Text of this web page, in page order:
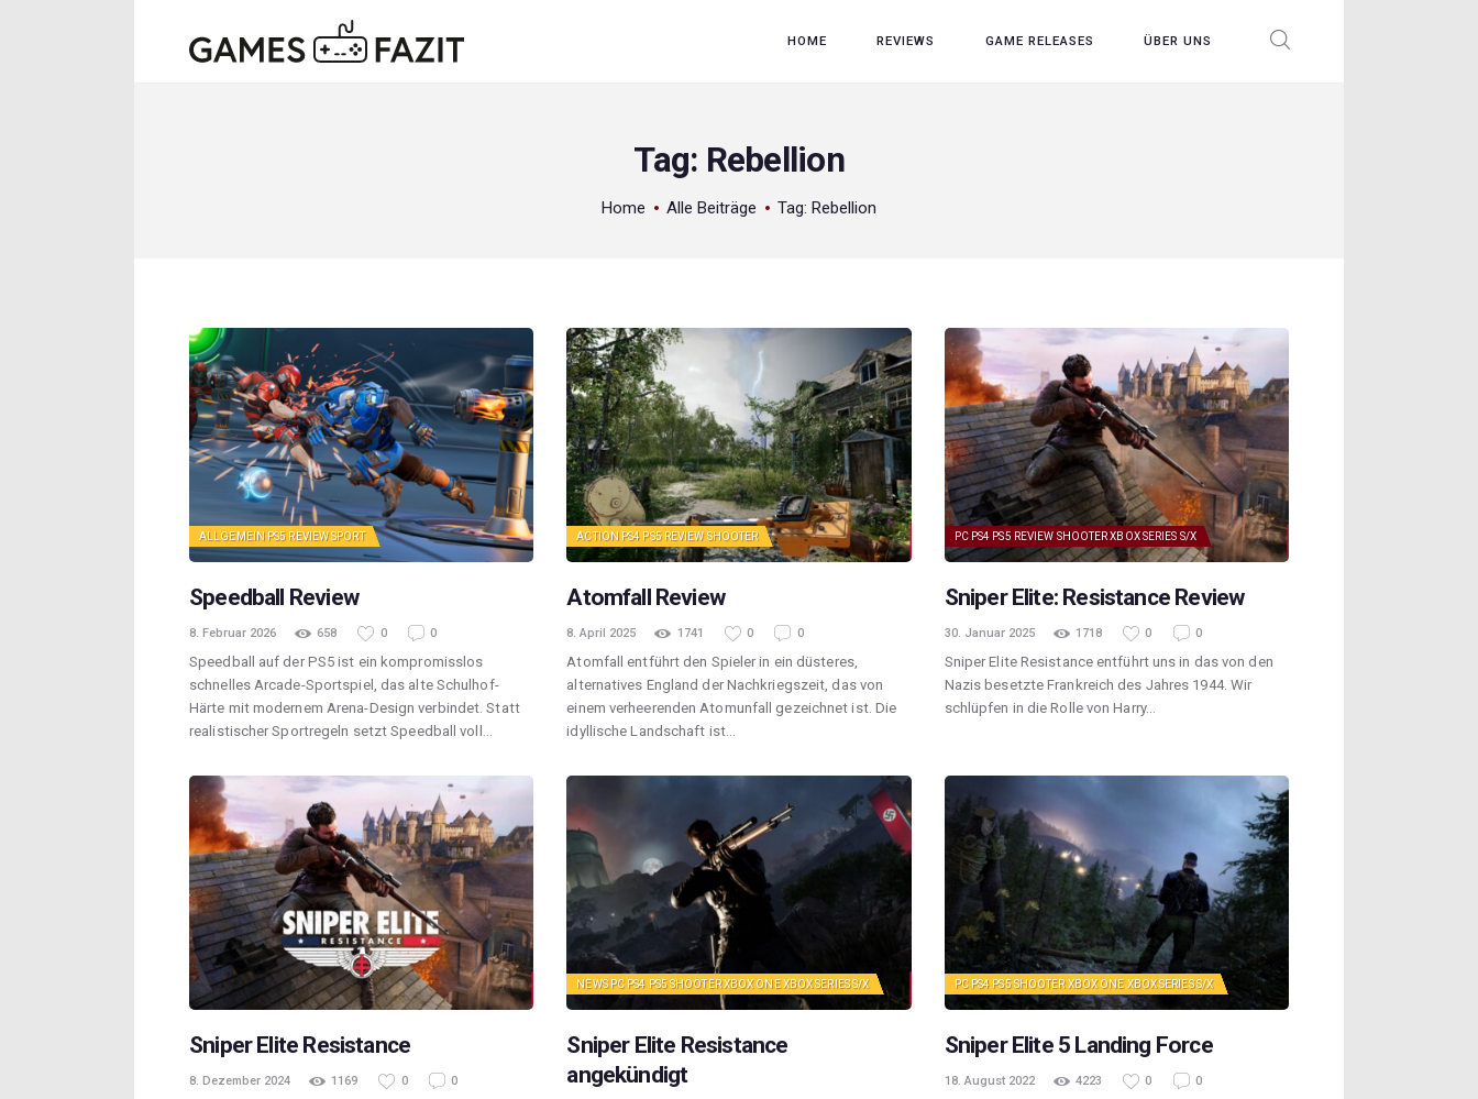
HOME REVIEWS GAME RELEASES ÜBER UNS
Tag: Rebellion
Home Alle Beiträge Tag: Rebellion
ÜBER UNS
ALLGEMEIN PS5 REVIEWSPORT
Speedball Review
8. Februar 2026 658 0 0
Speedball auf der PS5 ist ein kompromisslos
schnelles Arcade-Sportspiel, das alte Schulhof-
Härte mit modernem Arena-Design verbindet. Statt
realistischer Sportregeln setzt Speedball voll…
ACTION PS4 PS5 REVIEW SHOOTER
Atomfall Review
8. April 2025 1741 0 0
Atomfall entführt den Spieler in ein düsteres,
alternatives England der Nachkriegszeit, das von
einem verheerenden Atomunfall gezeichnet ist. Die
idyllische Landschaft ist…
PC PS4 PS5 REVIEW SHOOTER XBOX SERIES S/X
Sniper Elite: Resistance Review
30. Januar 2025 1718 0 0
Sniper Elite Resistance entführt uns in das von den
Nazis besetzte Frankreich des Jahres 1944. Wir
schlüpfen in die Rolle von Harry…
Sniper Elite Resistance
8. Dezember 2024 1169 0 0
NEWS PC PS4 PS5SHOOTER XBOX ONE XBOX SERIES S/X
Sniper Elite Resistance
angekündigt
PC PS4 PS5 SHOOTER XBOX ONE XBOX SERIES S/X
Sniper Elite 5 Landing Force
18. August 2022 4223 0 0